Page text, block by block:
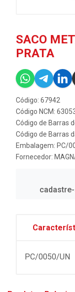
SACO
PRATA
Código: 67942
Código NCM:
Código de Barras
Código de Barras
Embalagem: PC/
Fornecedor:
PC/0050/UN